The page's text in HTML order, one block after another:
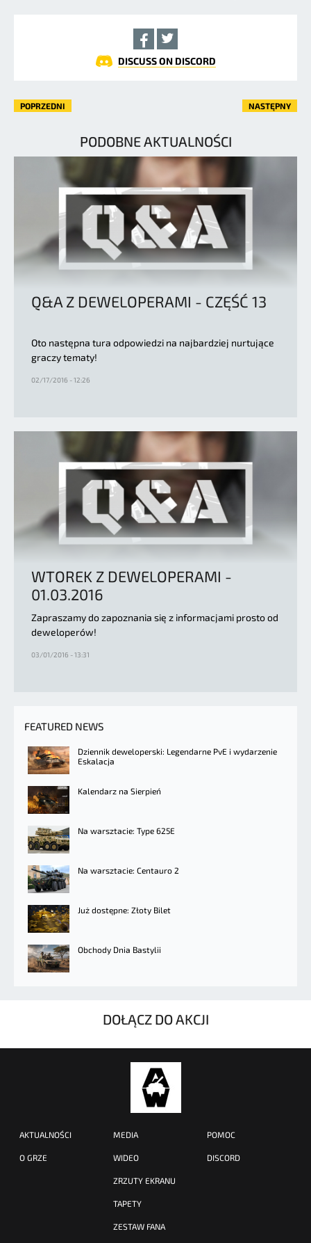
DISCUSS ON DISCORD
POPRZEDNI NASTĘPNY
PODOBNE AKTUALNOŚCI
Q&A Z DEWELOPERAMI - CZĘŚĆ 13
Oto następna tura odpowiedzi na najbardziej nurtujące
graczy tematy!
02/17/2016 - 12:26
WTOREK Z DEWELOPERAMI -
01.03.2016
Zapraszamy do zapoznania się z informacjami prosto od
deweloperów!
03/01/2016 - 13:31
FEATURED NEWS
Dziennik deweloperski: Legendarne PvE i wydarzenie
Eskalacja
Kalendarz na Sierpień
Na warsztacie: Type 625E
Na warsztacie: Centauro 2
Już dostępne: Złoty Bilet
Obchody Dnia Bastylii
DOŁĄCZ DO AKCJI
AKTUALNOŚCI
O GRZE
MEDIA
WIDEO
ZRZUTY EKRANU
TAPETY
ZESTAW FANA
POMOC
DISCORD